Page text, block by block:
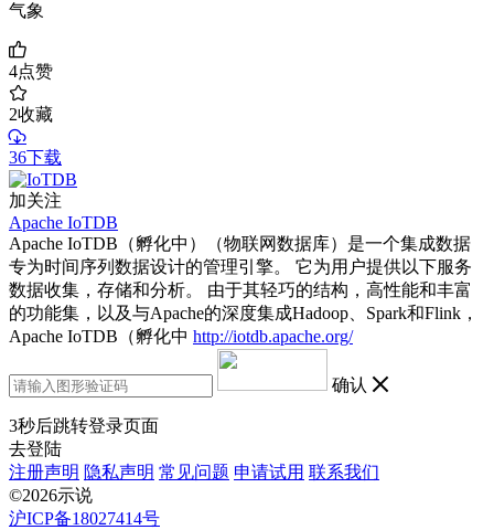
气象
4点赞
2收藏
36下载
加关注
Apache IoTDB
Apache IoTDB（孵化中）（物联网数据库）是一个集成数据
专为时间序列数据设计的管理引擎。 它为用户提供以下服务
数据收集，存储和分析。 由于其轻巧的结构，高性能和丰富
的功能集，以及与Apache的深度集成Hadoop、Spark和Flink，
Apache IoTDB（孵化中 http://iotdb.apache.org/
确认
3秒后跳转登录页面
去登陆
注册声明 隐私声明 常见问题 申请试用 联系我们
©2026示说
沪ICP备18027414号